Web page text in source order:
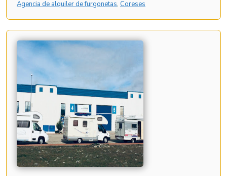
Agencia de alquiler de furgonetas, Coreses